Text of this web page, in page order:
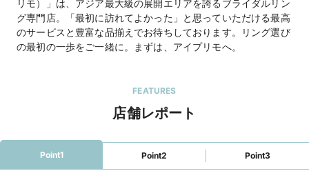
間分の駐車場代を負担致しますので、駐車券をス
タッフにお渡しください。
地図を見る
11:00～19:00
※臨時定休日・臨時営業日・営業時間の変更につ
いては公式HPをご確認ください
リモ）」は、アジア最大級の展開エリアを誇るブライダルリン
グ専門店。「最初に訪れてよかった」と思っていただける最高
のサービスと豊富な品揃えでお待ちしております。リング選び
の最初の一歩をご一緒に。まずは、アイプリモへ。
FEATURES
店舗レポート
Point1 Point2 Point3